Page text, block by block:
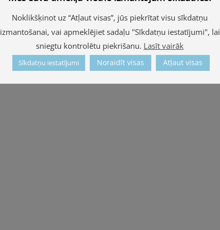
Noklikšķinot uz “Atļaut visas”, jūs piekrītat visu sīkdatņu
izmantošanai, vai apmeklējiet sadaļu "Sīkdatņu iestatījumi", lai
sniegtu kontrolētu piekrišanu. Lasīt vairāk
Sīkdatņu iestatījumi Noraidīt visas Atļaut visas